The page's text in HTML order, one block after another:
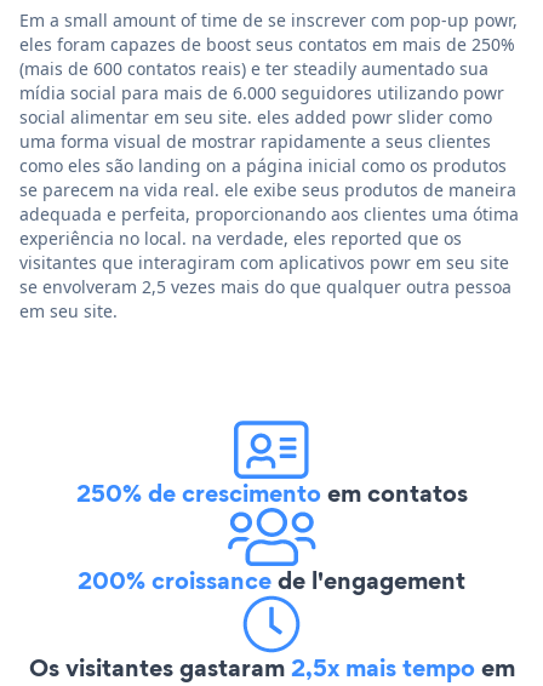
Em a small amount of time de se inscrever com pop-up powr,
eles foram capazes de boost seus contatos em mais de 250%
(mais de 600 contatos reais) e ter steadily aumentado sua
mídia social para mais de 6.000 seguidores utilizando powr
social alimentar em seu site. eles added powr slider como
uma forma visual de mostrar rapidamente a seus clientes
como eles são landing on a página inicial como os produtos
se parecem na vida real. ele exibe seus produtos de maneira
adequada e perfeita, proporcionando aos clientes uma ótima
experiência no local. na verdade, eles reported que os
visitantes que interagiram com aplicativos powr em seu site
se envolveram 2,5 vezes mais do que qualquer outra pessoa
em seu site.
250% de crescimentoem contatos
200% croissancede l'engagement
Os visitantes gastaram2,5x mais tempoem